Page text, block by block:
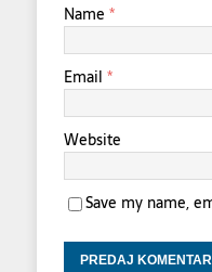
Name *
Email *
Website
Save my name,